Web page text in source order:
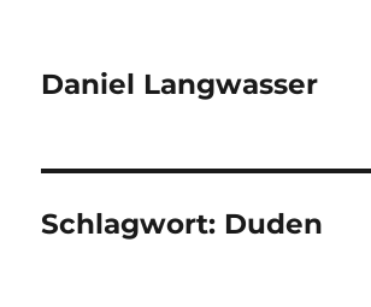
Daniel Langwasser
Schlagwort: Duden